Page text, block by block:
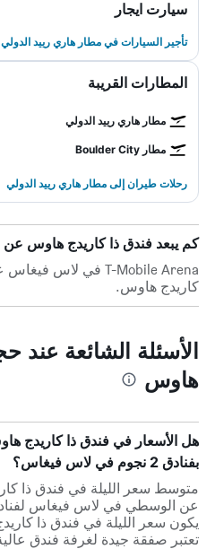
سيارت ايجار
تأجير السيارات في مطار هاري رييد الدولي
المطارات القريبة
مطار هاري رييد الدولي
مطار Boulder City
رحلات طيران إلى مطار هاري رييد الدولي
كم يبعد فندق ذا كاريدج هاوس عن T-Mobile Arena؟
كاريدج هاوس.
الأسئلة الشائعة عند
هاوس
هل الأسعار في فندق ذا كاريدج
بفنادق 2 نجوم في لاس فيغاس؟
تعتبر صفقة جيدة لغرفة فندق